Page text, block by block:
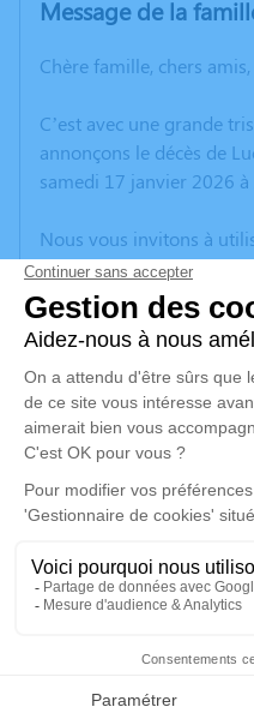
Faire-part
Message de la
Chère famille, chers amis,
C’est avec une grande
annonçons le décès de
samedi 17 janvier 2026
Nous vous invitons à
vos condoléances,
anecdote ou exprimer vos
poèmes ou des textes.
d'expression dédié à
GRONDIN.
Un service de plantation
disponible ici.
Cérémonie religieuse
Église de
85220 l'Aiguillon-sur-